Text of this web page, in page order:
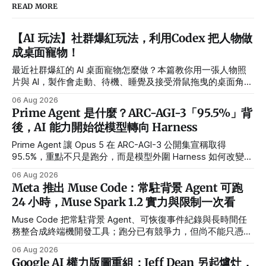
READ MORE
【AI 玩法】社群爆紅玩法，利用Codex 把人物做
成桌面寵物！
最近社群爆紅的 AI 桌面寵物怎麼做？本篇教你用一張人物照
片與 AI，製作會走動、待機、睡覺及接受滑鼠拖曳的桌面角
06 Aug 2026
Prime Agent 是什麼？ARC-AGI-3「95.5%」背
後，AI 能力開始從模型轉向 Harness
Prime Agent 讓 Opus 5 在 ARC-AGI-3 公開集宣稱取得
95.5%，重點不只是跑分，而是模型外圍 Harness 如何改變長
06 Aug 2026
Meta 推出 Muse Code：常駐背景 Agent 可跑
24 小時，Muse Spark 1.2 實力與限制一次看
Muse Code 把常駐背景 Agent、可恢復事件紀錄與長時間任
務整合成終端機開發工具；跑分已有競爭力，但尚不能只憑
06 Aug 2026
Google AI 權力版圖重組：Jeff Dean 另起爐灶，